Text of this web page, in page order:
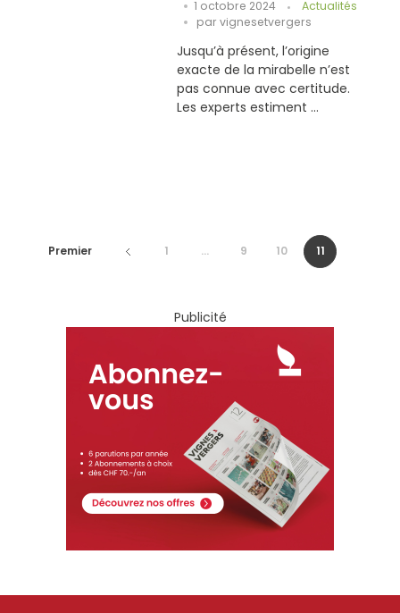
1 octobre 2024
Actualités
par vignesetvergers
Jusqu’à présent, l’origine
exacte de la mirabelle n’est
pas connue avec certitude.
Les experts estiment ...
Premier 1 ... 9 10 11
Publicité